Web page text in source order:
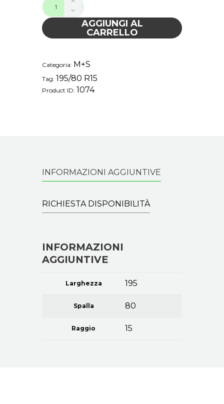
AGGIUNGI AL
CARRELLO
Categoria: M+S
Tag: 195/80 R15
Product ID: 1074
INFORMAZIONI AGGIUNTIVE
RICHIESTA DISPONIBILITÀ
INFORMAZIONI
AGGIUNTIVE
Larghezza 195
Spalla 80
Raggio 15